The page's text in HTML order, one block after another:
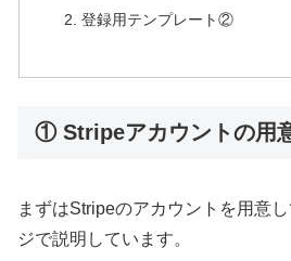
登録用テンプレート②
① Stripeアカウントの用
まずはStripeのアカウントを用意
ジで説明しています。